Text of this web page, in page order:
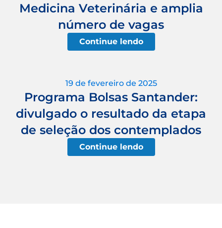
Medicina Veterinária e amplia
número de vagas
Continue lendo
19 de fevereiro de 2025
Programa Bolsas Santander:
divulgado o resultado da etapa
de seleção dos contemplados
Continue lendo